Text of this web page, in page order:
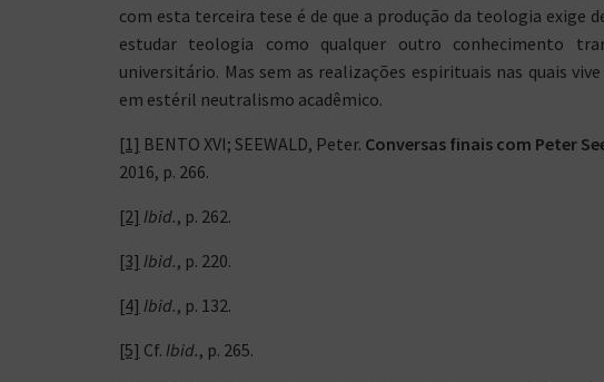
com esta terceira tese é de que a produção da teologia exige
estudar teologia como qualquer outro conhecimento
universitário. Mas sem as realizações espirituais nas quais
em estéril neutralismo acadêmico.
[1] BENTO XVI; SEEWALD, Peter. Conversas finais com Peter
2016, p. 266.
[2] Ibid., p. 262.
[3] Ibid., p. 220.
[4] Ibid., p. 132.
[5] Cf. Ibid., p. 265.